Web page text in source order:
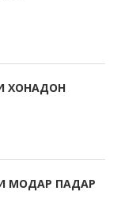
ХОНАДОН
МОДАР ПАДАР